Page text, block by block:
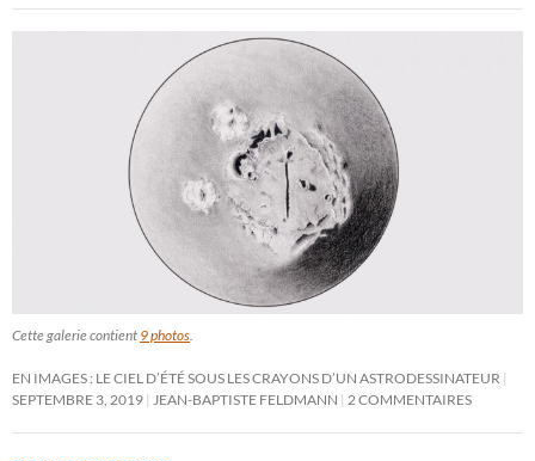
Cette galerie contient 9 photos
EN IMAGES : LE CIEL D’ÉTÉ SOUS LES CRAYONS D’UN ASTRODESSINATEUR
SEPTEMBRE 3, 2019
JEAN-BAPTISTE FELDMANN 2 COMMENTAIRES